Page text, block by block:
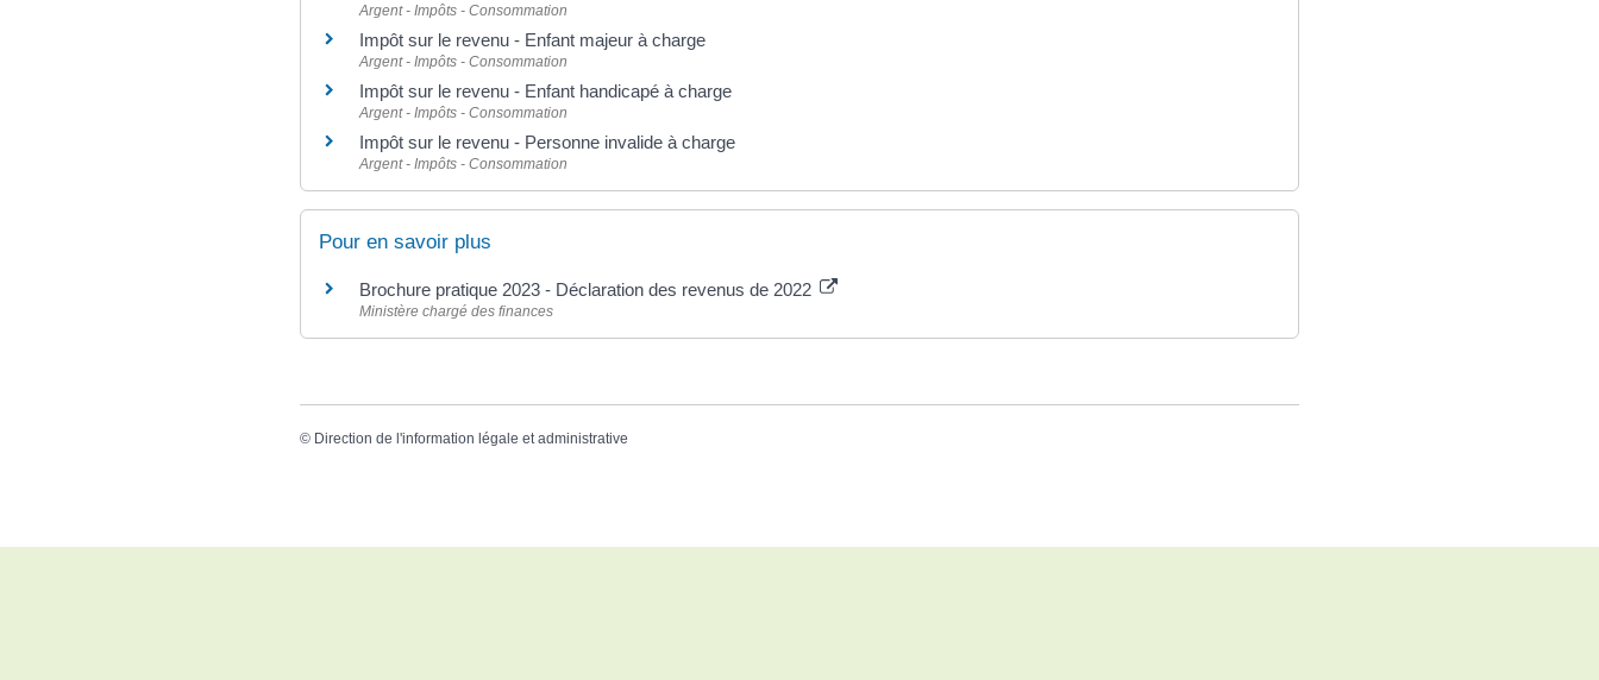
Argent - Impôts - Consommation
Impôt sur le revenu - Enfant majeur à charge
Argent - Impôts - Consommation
Impôt sur le revenu - Enfant handicapé à charge
Argent - Impôts - Consommation
Impôt sur le revenu - Personne invalide à charge
Argent - Impôts - Consommation
Pour en savoir plus
Brochure pratique 2023 - Déclaration des revenus de 2022
Ministère chargé des finances
© Direction de l'information légale et administrative